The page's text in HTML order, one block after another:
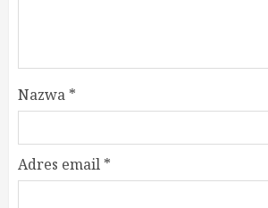
Nazwa *
Adres email *